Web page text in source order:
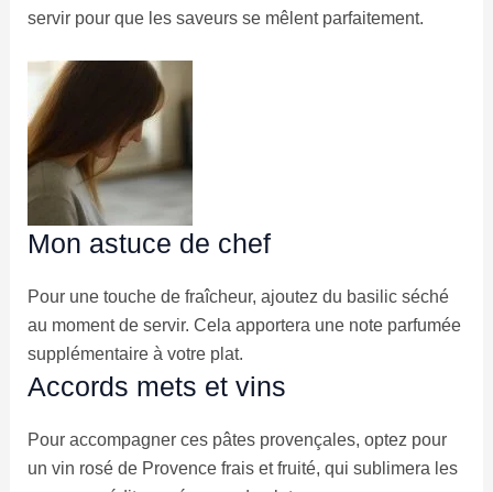
servir pour que les saveurs se mêlent parfaitement.
Mon astuce de chef
Pour une touche de fraîcheur, ajoutez du basilic séché
au moment de servir. Cela apportera une note parfumée
supplémentaire à votre plat.
Accords mets et vins
Pour accompagner ces pâtes provençales, optez pour
un vin rosé de Provence frais et fruité, qui sublimera les